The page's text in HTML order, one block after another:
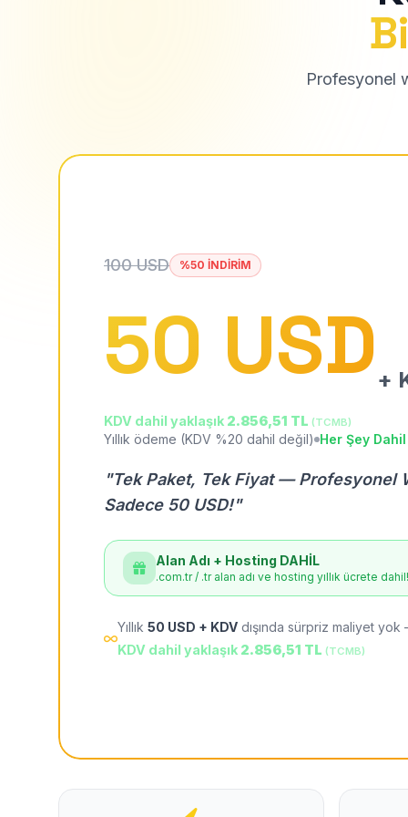
Profesyonel
100 USD %50 İNDİRİM
50 USD +
KDV dahil yaklaşık 2.856,51 TL (TCMB)
Yıllık ödeme (KDV %20 dahil değil) Her Şey Dahil
"Tek Paket, Tek Fiyat — Profesyonel
Sadece 50 USD!"
Alan Adı + Hosting DAHİL
.com.tr / .tr alan adı ve hosting yıllık ücrete dahil!
Yıllık 50 USD + KDV dışında sürpriz maliyet
KDV dahil yaklaşık 2.856,51 TL (TCMB)